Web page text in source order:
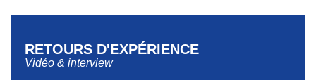
RETOURS D'EXPÉRIENCE
Vidéo & interview